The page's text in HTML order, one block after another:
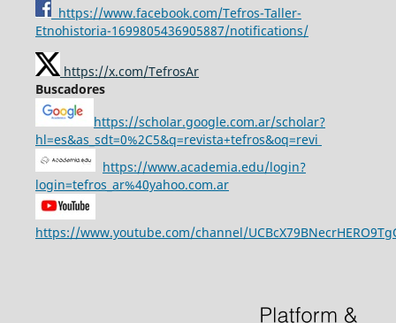
https://www.facebook.com/Tefros-Taller-
Etnohistoria-1699805436905887/notifications/
https://x.com/TefrosAr
Buscadores
https://scholar.google.com.ar/scholar?
hl=es&as_sdt=0%2C5&q=revista+tefros&oq=revi
https://www.academia.edu/login?
login=tefros_ar%40yahoo.com.ar
https://www.youtube.com/channel/